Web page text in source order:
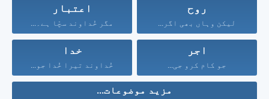
روح
لیکن وہاں بھی اگر...
اعتبار
مگر خُداوند سچّا ہے۔...
اجر
جو کام کرو جی...
خدا
خُداوند تیرا خُدا جو...
مزید موضوعات...